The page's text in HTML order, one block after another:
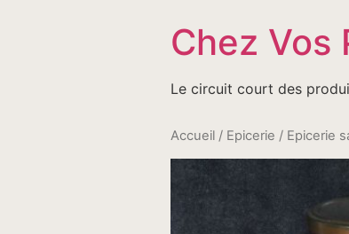
Chez Vos
Le circuit court des
Accueil / Epicerie / Epicerie